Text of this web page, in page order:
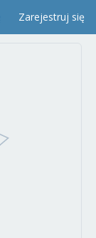
Zarejestruj się